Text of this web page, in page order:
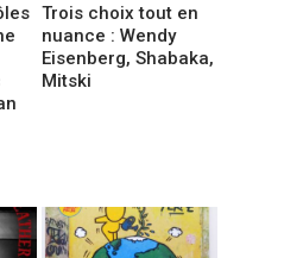
Trois choix tout en
nuance : Wendy
Eisenberg, Shabaka,
Mitski